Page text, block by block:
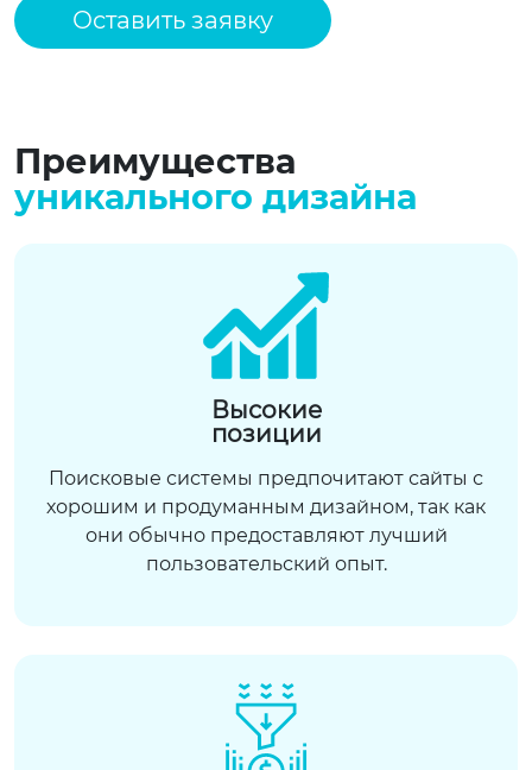
Оставить заявку
Преимущества
уникального дизайна
Высокие
позиции
Поисковые системы предпочитают сайты с
хорошим и продуманным дизайном, так как
они обычно предоставляют лучший
пользовательский опыт.